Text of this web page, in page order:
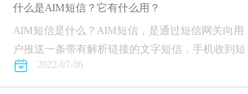
在手机展示上，内...
什么是AIM短信？它有什么用？
AIM短信是什么？AIM短信，是通过短信网关向用
户推送一条带有解析链接的文字短信，手机收到短
信后，通过短信增强技术将短信内容解析为图文、
多图文、图片轮播、长文本、视频图文等样式。
2022-07-06